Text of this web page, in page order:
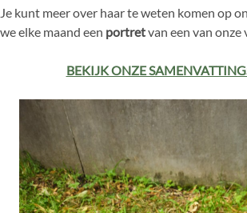
Je kunt meer over haar te weten komen op
we elke maand een portretvan een van
BEKIJK ONZE